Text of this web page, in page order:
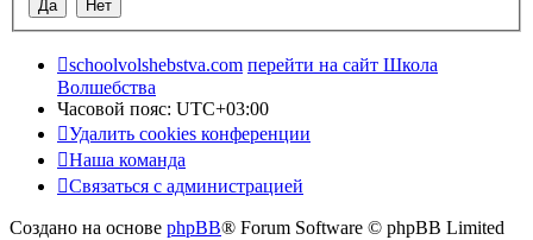
schoolvolshebstva.com перейти на сайт Школа
Волшебства
Часовой пояс: UTC+03:00
Удалить cookies конференции
Наша команда
Связаться с администрацией
Создано на основе phpBB® Forum Software © phpBB Limited